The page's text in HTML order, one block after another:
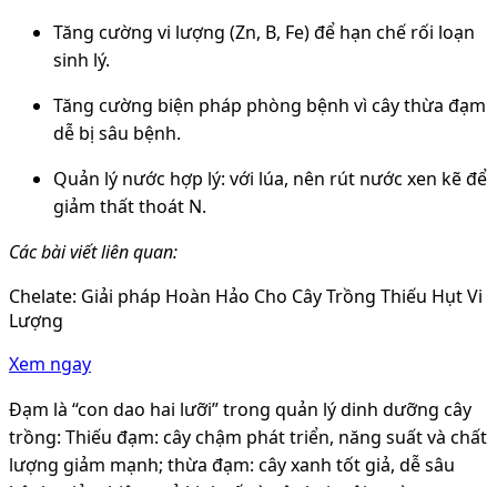
Tăng cường vi lượng (Zn, B, Fe) để hạn chế rối loạn
sinh lý.
Tăng cường biện pháp phòng bệnh vì cây thừa đạm
dễ bị sâu bệnh.
Quản lý nước hợp lý: với lúa, nên rút nước xen kẽ để
giảm thất thoát N.
Các bài viết liên quan:
Chelate: Giải pháp Hoàn Hảo Cho Cây Trồng Thiếu Hụt Vi
Lượng
Xem ngay
Đạm là “con dao hai lưỡi” trong quản lý dinh dưỡng cây
trồng: Thiếu đạm: cây chậm phát triển, năng suất và chất
lượng giảm mạnh; thừa đạm: cây xanh tốt giả, dễ sâu